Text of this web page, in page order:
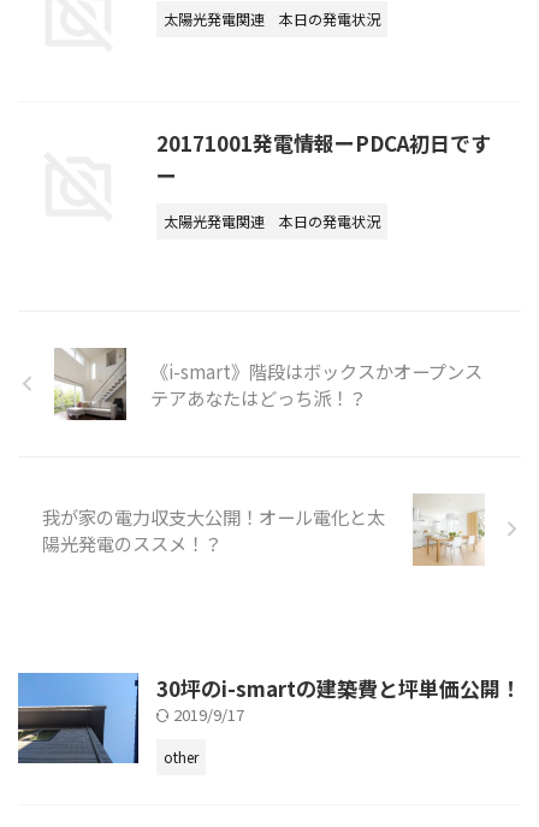
太陽光発電関連 本日の発電状況
20171001発電情報ーPDCA初日です
ー
太陽光発電関連 本日の発電状況
《i-smart》階段はボックスかオープンス
テアあなたはどっち派！？
我が家の電力収支大公開！オール電化と太
陽光発電のススメ！？
30坪のi-smartの建築費と坪単価公開！
2019/9/17
other